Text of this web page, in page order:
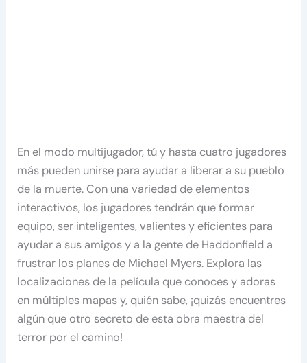
En el modo multijugador, tú y hasta cuatro jugadores
más pueden unirse para ayudar a liberar a su pueblo
de la muerte. Con una variedad de elementos
interactivos, los jugadores tendrán que formar
equipo, ser inteligentes, valientes y eficientes para
ayudar a sus amigos y a la gente de Haddonfield a
frustrar los planes de Michael Myers. Explora las
localizaciones de la película que conoces y adoras
en múltiples mapas y, quién sabe, ¡quizás encuentres
algún que otro secreto de esta obra maestra del
terror por el camino!